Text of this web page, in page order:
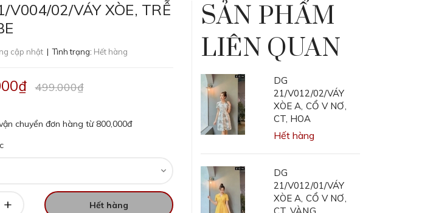
V004/02/VÁY XÒE, TRỄ
cập nhật | Tình trạng: Hết hàng
499.000₫
chuyển đơn hàng từ 800,000đ
+ Hết hàng
SẢN PHẨM
LIÊN QUAN
DG
21/V012/02/VÁY
XÒE A, CỔ V NƠ,
CT, HOA
Hết hàng
DG
21/V012/01/VÁY
XÒE A, CỔ V NƠ,